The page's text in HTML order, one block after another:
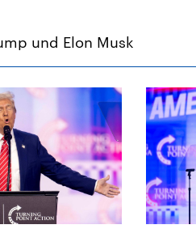
und Elon Musk